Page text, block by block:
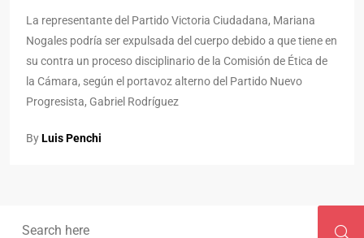
La representante del Partido Victoria Ciudadana, Mariana
Nogales podría ser expulsada del cuerpo debido a que tiene en
su contra un proceso disciplinario de la Comisión de Ética de
la Cámara, según el portavoz alterno del Partido Nuevo
Progresista, Gabriel Rodríguez
ByLuis Penchi